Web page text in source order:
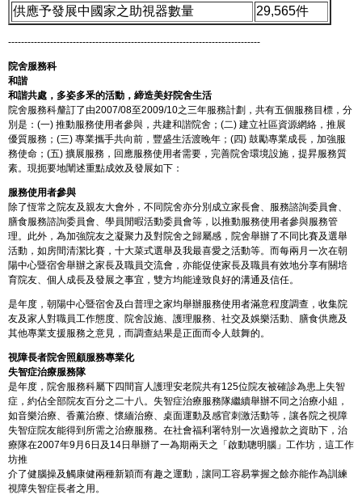
供應予發展中國家之助視器數量 29,565件
------------------------------------------------------------------------------
院舍服務科
和諧
和諧共處，多姿多釆的活動，締造美好院舍生活
院舍服務科釐訂了由2007/08至2009/10之三年服務計劃，共有五個服務目標，分
別是：(一) 推動服務使用者參與，共建和諧院舍；(二) 建立社區資源網絡，推展
優質服務；(三) 專業攜手共向前，豐盛生活渡晚年；(四) 鼓勵專業成長，加強服
務使命；(五) 擴展服務，回應服務使用者需要，完善院舍環境設施，提昇服務質
素。現扼要地闡述重點成效及發展如下：
服務使用者參與
除了恆常之院友及親友大會外，不同院舍亦分別成立家長會、服務諮詢委員會、
膳食服務諮詢委員會、學員閒暇活動委員會等，以推動服務使用者參與服務管
理。此外，為加強院友之凝聚力及對院舍之歸屬感，院舍舉辦了不同比賽及選舉
活動，如房間清潔比賽，十大菜式選舉及我最喜愛之活動等。而每兩月一次在朝
陽中心暨宿舍舉辦之家長及職員交流會，亦能促使家長及職員有效地分享有關培
育院友、個人成長及發展之事宜，雙方均能達致良好的溝通及信任。
是年度，朝陽中心暨宿舍及白普理之家均舉辦服務使用者滿意程度調查，收集院
友及家人對職員工作態度、院舍設施、護理服務、社交及娛樂活動、膳食供應及
其他專業支援服務之意見，而調查結果是正面而令人鼓舞的。
視障長者院舍照顧服務專業化
失智症治療服務隊
是年度，院舍服務科屬下四間盲人護理安老院共有125位院友被確診為患上失智
症，約佔全部院友百分之二十八。失智症治療服務隊繼續舉辦不同之治療小組，
如音樂治療、香薰治療、懷緬治療、桌面運動及感官刺激活動等，讓各院之視障
失智症院友能得到所需之治療服務。在社會福利署特別一次過撥款之資助下，治
療隊在2007年9月6日及14日舉辦了一為期兩天之「啟動聰明腦」工作坊，這工作
坊推
介了健腦操及觸康健兩種新穎而有趣之運動，讓同工容易掌握之餘亦能作為訓練
視障失智症長者之用。